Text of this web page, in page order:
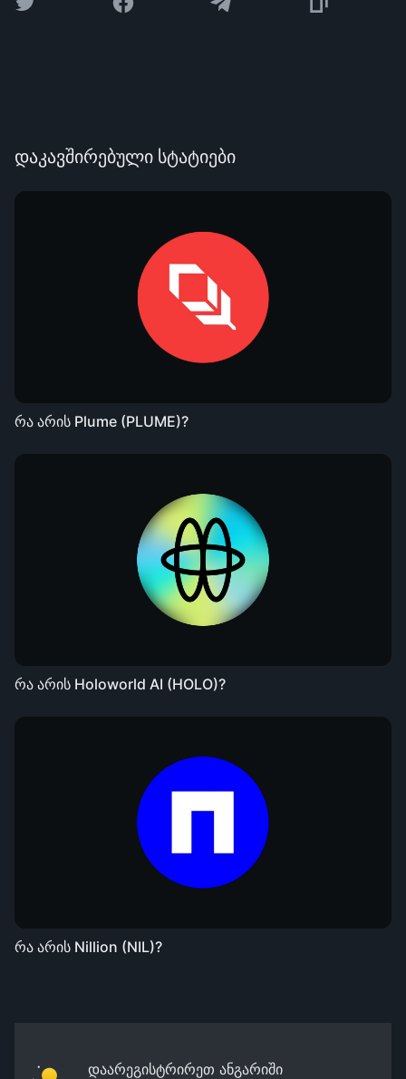
დაკავშირებული სტატიები
რა არის Plume (PLUME)?
რა არის Holoworld AI (HOLO)?
რა არის Nillion (NIL)?
დაარეგისტრირეთ ანგარიში